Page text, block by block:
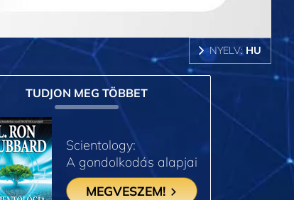
NYELV: HU
TUDJON MEG TÖBBET
Scientology:
A gondolkodás alapjai
MEGVESZEM!